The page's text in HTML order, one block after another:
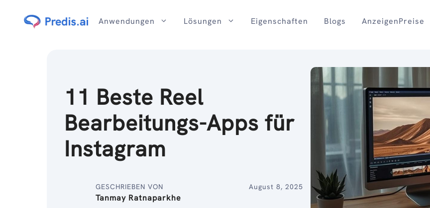
Anwendungen Lösungen Eigenschaften Blogs AnzeigenPreise
11 Beste Reel
Bearbeitungs-Apps für
Instagram
GESCHRIEBEN VON
Tanmay Ratnaparkhe
August 8, 2025